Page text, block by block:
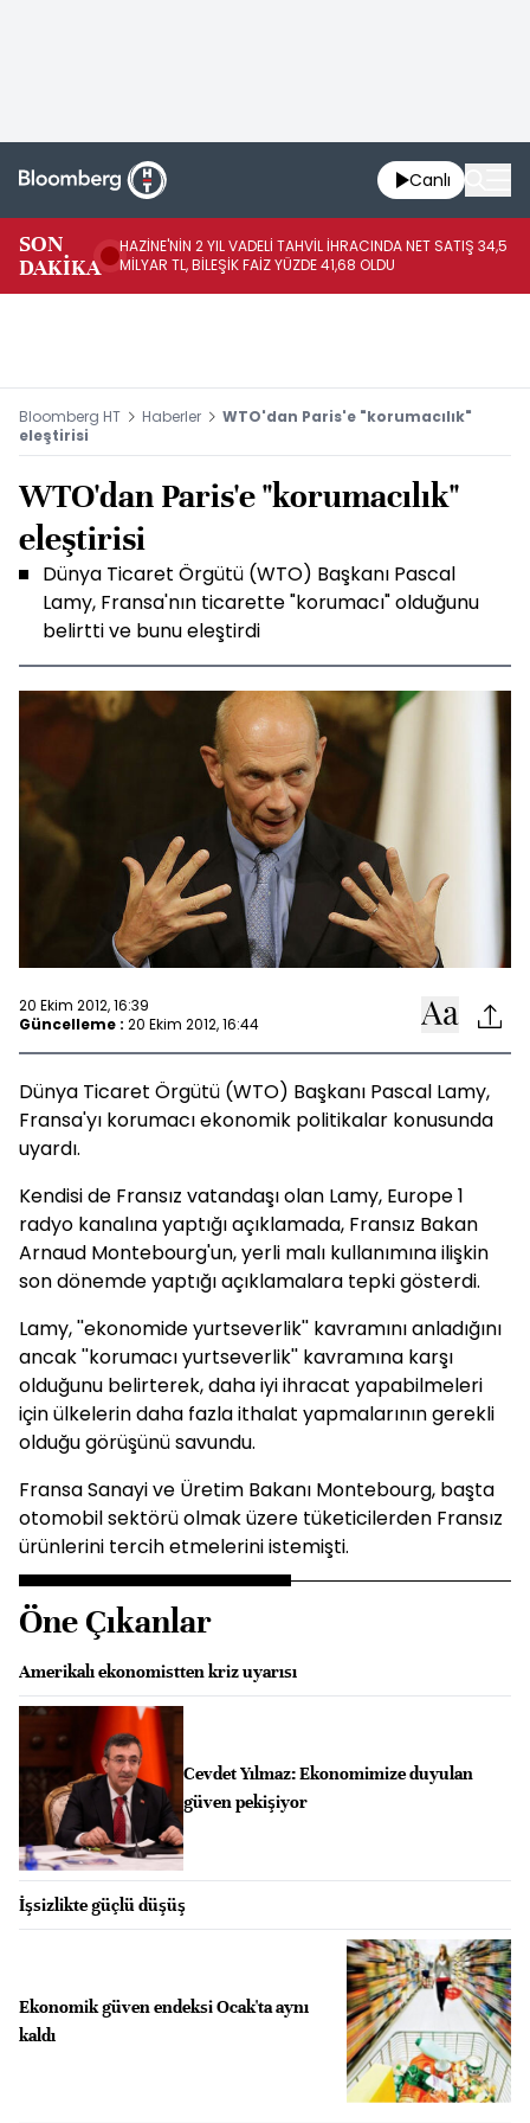
Canlı
SON
DAKİKA
HAZİNE'NİN 2 YIL VADELİ TAHVİL İHRACINDA NET SATIŞ 34,5
MİLYAR TL, BİLEŞİK FAİZ YÜZDE 41,68 OLDU
Bloomberg HT Haberler
WTO'dan Paris'e "korumacılık"
eleştirisi
WTO'dan Paris'e "korumacılık"
eleştirisi
Dünya Ticaret Örgütü (WTO) Başkanı Pascal
Lamy, Fransa'nın ticarette "korumacı" olduğunu
belirtti ve bunu eleştirdi
20 Ekim 2012, 16:39
Güncelleme : 20 Ekim 2012, 16:44
Dünya Ticaret Örgütü (WTO) Başkanı Pascal Lamy,
Fransa'yı korumacı ekonomik politikalar konusunda
uyardı.
Kendisi de Fransız vatandaşı olan Lamy, Europe 1
radyo kanalına yaptığı açıklamada, Fransız Bakan
Arnaud Montebourg'un, yerli malı kullanımına ilişkin
son dönemde yaptığı açıklamalara tepki gösterdi.
Lamy, ''ekonomide yurtseverlik'' kavramını anladığını
ancak ''korumacı yurtseverlik'' kavramına karşı
olduğunu belirterek, daha iyi ihracat yapabilmeleri
için ülkelerin daha fazla ithalat yapmalarının gerekli
olduğu görüşünü savundu.
Fransa Sanayi ve Üretim Bakanı Montebourg, başta
otomobil sektörü olmak üzere tüketicilerden Fransız
ürünlerini tercih etmelerini istemişti.
Öne Çıkanlar
Amerikalı ekonomistten kriz uyarısı
Cevdet Yılmaz: Ekonomimize duyulan
güven pekişiyor
İşsizlikte güçlü düşüş
Ekonomik güven endeksi Ocak'ta aynı
kaldı